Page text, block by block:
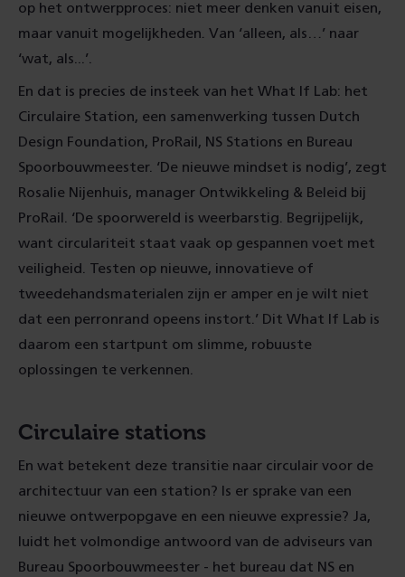
op het ontwerpproces: niet meer denken vanuit eisen,
maar vanuit mogelijkheden Van ‘alleen, als…’ naar
‘wat, als...’.
En dat is precies de insteek van het What If Lab: het
Circulaire Station, een samenwerking tussen Dutch
Design Foundation, ProRail, NS Stations en Bureau
Spoorbouwmeester. ‘De nieuwe mindset is nodig’, zegt
Rosalie Nijenhuis, manager Ontwikkeling & Beleid bij
ProRail. ‘De spoorwereld is weerbarstig. Begrijpelijk,
want circulariteit staat vaak op gespannen voet met
veiligheid. Testen op nieuwe, innovatieve of
tweedehandsmaterialen zijn er amper en je wilt niet
dat een perronrand opeens instort.’ Dit What If Lab is
daarom een startpunt om slimme, robuuste
oplossingen te verkennen.
Circulaire stations
En wat betekent deze transitie naar circulair voor de
architectuur van een station? Is er sprake van een
nieuwe ontwerpopgave en een nieuwe expressie? Ja,
luidt het volmondige antwoord van de adviseurs van
Bureau Spoorbouwmeester - het bureau dat NS en